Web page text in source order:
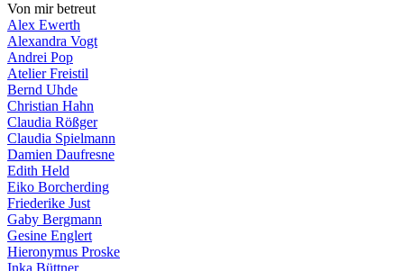
Von mir betreut
Alex Ewerth
Alexandra Vogt
Andrei Pop
Atelier Freistil
Bernd Uhde
Christian Hahn
Claudia Rößger
Claudia Spielmann
Damien Daufresne
Edith Held
Eiko Borcherding
Friederike Just
Gaby Bergmann
Gesine Englert
Hieronymus Proske
Inka Büttner